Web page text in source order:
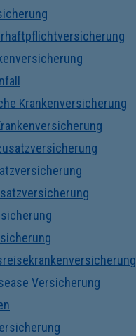
Krankenversicherung
Versicherung